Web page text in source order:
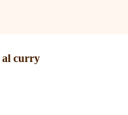
al curry